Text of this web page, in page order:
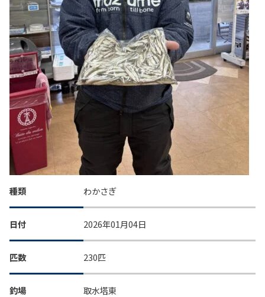
種類 わかさぎ
日付 2026年01月04日
匹数 230匹
釣場 取水塔東